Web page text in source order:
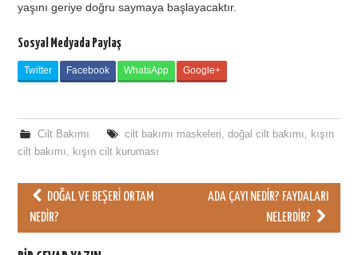
yaşını geriye doğru saymaya başlayacaktır.
Sosyal Medyada Paylaş
Twitter Facebook WhatsApp Google+
Cilt Bakımı cilt bakımı maskeleri, doğal cilt bakımı, kışın
cilt bakımı, kışın cilt kuruması
Post navigation
DOĞAL VE BEŞERI ORTAM
NEDIR?
ADA ÇAYI NEDIR? FAYDALARI
NELERDIR?